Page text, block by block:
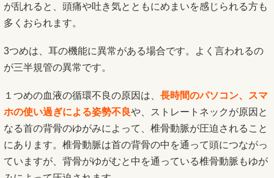
が乱れると、頭痛や吐き気とともにめまいを感じられる方も
多くおられます。
3つめは、耳の機能に異常がある場合です。よく言われるの
が三半規管の異常です。
１つめの血液の循環不良の原因は、 長時間のパソコン、スマ
ホの使い過ぎによる姿勢不良や、ストレートネックが原因と
なる首の背骨のゆがみによって、椎骨動脈が圧迫されること
にあります。椎骨動脈は首の背骨の中を通って頭につながっ
ていますが、背骨がゆがむと中を通っている椎骨動脈もゆが